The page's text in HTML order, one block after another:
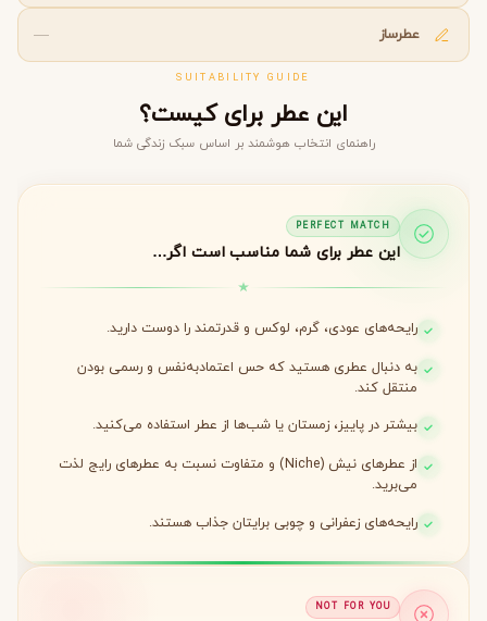
عطرساز —
SUITABILITY GUIDE
این عطر برای کیست؟
راهنمای انتخاب هوشمند بر اساس سبک زندگی شما
PERFECT MATCH
این عطر برای شما مناسب است اگر…
رایحه‌های عودی، گرم، لوکس و قدرتمند را دوست دارید.
به دنبال عطری هستید که حس اعتمادبه‌نفس و رسمی بودن
منتقل کند.
بیشتر در پاییز، زمستان یا شب‌ها از عطر استفاده می‌کنید.
از عطرهای نیش (Niche) و متفاوت نسبت به عطرهای رایج لذت
می‌برید.
رایحه‌های زعفرانی و چوبی برایتان جذاب هستند.
NOT FOR YOU